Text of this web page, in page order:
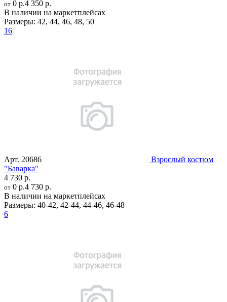
от 0 р.4 350 р.
В наличии на маркетплейсах
Размеры: 42, 44, 46, 48, 50
16
Арт. 20686
Взрослый костюм
"Баварка"
4 730 р.
от 0 р.4 730 р.
В наличии на маркетплейсах
Размеры: 40-42, 42-44, 44-46, 46-48
6